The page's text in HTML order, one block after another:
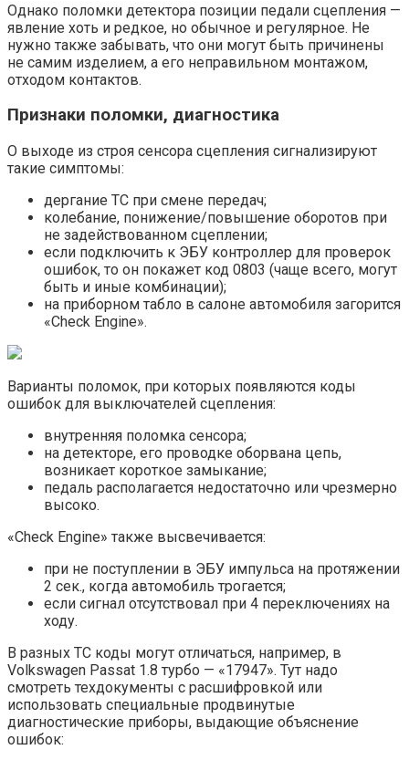
Однако поломки детектора позиции педали сцепления —
явление хоть и редкое, но обычное и регулярное. Не
нужно также забывать, что они могут быть причинены
не самим изделием, а его неправильном монтажом,
отходом контактов.
Признаки поломки, диагностика
О выходе из строя сенсора сцепления сигнализируют
такие симптомы:
дергание ТС при смене передач;
колебание, понижение/повышение оборотов при
не задействованном сцеплении;
если подключить к ЭБУ контроллер для проверок
ошибок, то он покажет код 0803 (чаще всего, могут
быть и иные комбинации);
на приборном табло в салоне автомобиля загорится
«Check Engine».
Варианты поломок, при которых появляются коды
ошибок для выключателей сцепления:
внутренняя поломка сенсора;
на детекторе, его проводке оборвана цепь,
возникает короткое замыкание;
педаль располагается недостаточно или чрезмерно
высоко.
«Check Engine» также высвечивается:
при не поступлении в ЭБУ импульса на протяжении
2 сек., когда автомобиль трогается;
если сигнал отсутствовал при 4 переключениях на
ходу.
В разных ТС коды могут отличаться, например, в
Volkswagen Passat 1.8 турбо — «17947». Тут надо
смотреть техдокументы с расшифровкой или
использовать специальные продвинутые
диагностические приборы, выдающие объяснение
ошибок: